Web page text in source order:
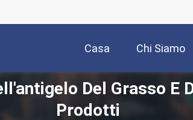
Casa Chi Siamo
Del Grasso E
Prodotti